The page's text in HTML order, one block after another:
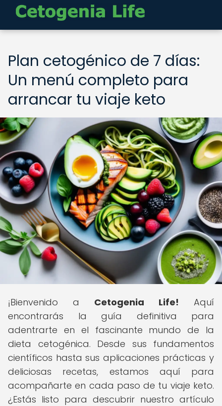
Plan cetogénico de 7 días:
Un menú completo para
arrancar tu viaje keto
¡Bienvenido a Cetogenia Life! Aquí
encontrarás la guía definitiva para
adentrarte en el fascinante mundo de la
dieta cetogénica. Desde sus fundamentos
científicos hasta sus aplicaciones prácticas y
deliciosas recetas, estamos aquí para
acompañarte en cada paso de tu viaje keto.
¿Estás listo para descubrir nuestro artículo